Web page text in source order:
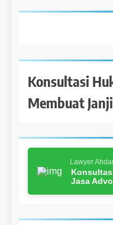
Konsultasi
Membuat
Lawyer
Jasa